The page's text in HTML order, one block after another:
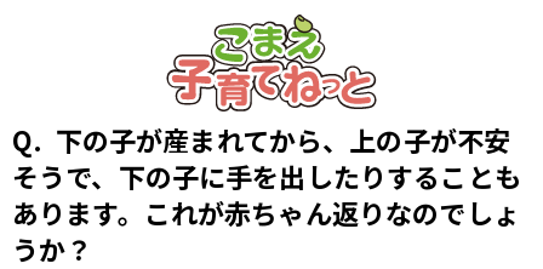
このページの本文へ
Q. 下の子が産まれてから、上の子が不安
そうで、下の子に手を出したりすることも
あります。これが赤ちゃん返りなのでしょ
うか？